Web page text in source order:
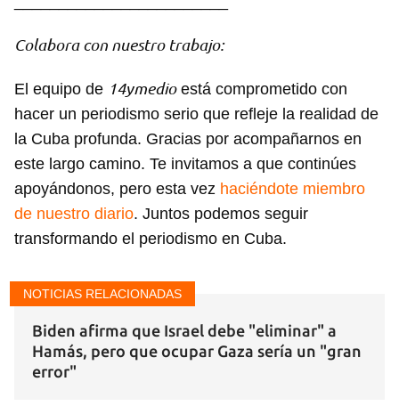
Colabora con nuestro trabajo:
El equipo de 14ymedioestá comprometido con
hacer un periodismo serio que refleje la realidad de
la Cuba profunda. Gracias por acompañarnos en
este largo camino. Te invitamos a que continúes
apoyándonos, pero esta vez haciéndote miembro
de nuestro diario. Juntos podemos seguir
transformando el periodismo en Cuba.
NOTICIAS RELACIONADAS
Biden afirma que Israel debe "eliminar" a
Hamás, pero que ocupar Gaza sería un "gran
error"